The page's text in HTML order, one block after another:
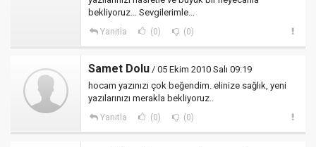
bekliyoruz... Sevgilerimle...
Yanıtla (0) (0)
Samet Dolu / 05 Ekim 2010 Salı 09:19
hocam yazınızı çok beğendim. elinize sağlık, yeni
yazılarınızı merakla bekliyoruz..
Yanıtla (0) (0)